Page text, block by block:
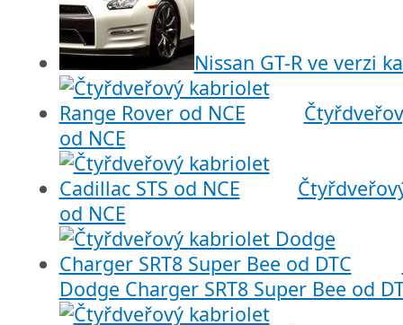
Nissan GT-R ve verzi
od NCE
od NCE
Dodge Charger SRT8 Super Bee od